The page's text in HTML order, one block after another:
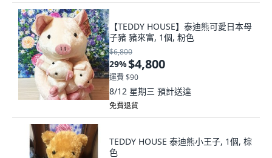
【TEDDY HOUSE】泰迪熊可愛日本母
子豬 豬來富, 1個, 粉色
$6,800
29%$4,800
運費 $90
8/12 星期三 預計送達
免費退貨
TEDDY HOUSE 泰迪熊小王子, 1個, 棕
色